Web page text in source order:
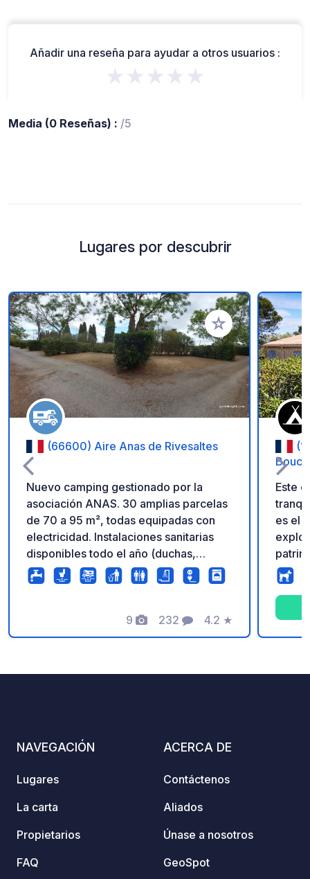
Añadir una reseña para ayudar a otros usuarios :
★★★★★
Media (0 Reseñas) : /5
Lugares por descubrir
Añadir a tus
(66600) Aire Anas de Rivesaltes
Nuevo camping gestionado por la
asociación ANAS. 30 amplias parcelas
de 70 a 95 m², todas equipadas con
electricidad. Instalaciones sanitarias
disponibles todo el año (duchas,
aseos, lavandería y lavavajillas). Bar y
actividades disponibles entre junio y
sanitarias están en proceso de
renovación, pero siguen siendo
recepción del camping).
9
Fotos
232
Comentarios
4.2
Calificación
★
Este
es el
NAVEGACIÓN
Lugares
La carta
Propietarios
FAQ
ACERCA DE
Contáctenos
Aliados
Únase a nosotros
GeoSpot